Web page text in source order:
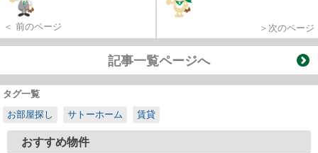
＜ 前のページ ＞次のページ
記事一覧ページへ
タグ一覧
お部屋探し
サトーホーム 賃貸
おすすめ物件